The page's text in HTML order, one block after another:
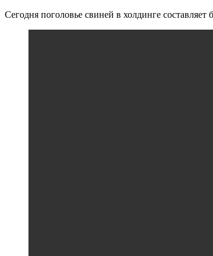
Сегодня поголовье свиней в холдинге